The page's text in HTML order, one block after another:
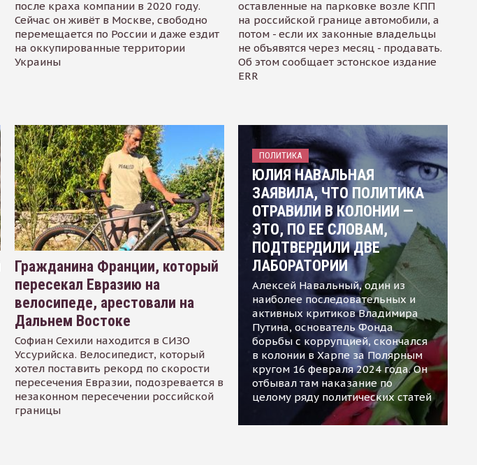
после краха компании в 2020 году.
Сейчас он живёт в Москве, свободно
перемещается по России и даже ездит
на оккупированные территории
Украины
оставленные на парковке возле КПП
на российской границе автомобили, а
потом - если их законные владельцы
не объявятся через месяц - продавать.
Об этом сообщает эстонское издание
ERR
Гражданина Франции, который
пересекал Евразию на
велосипеде, арестовали на
Дальнем Востоке
Софиан Сехили находится в СИЗО
Уссурийска. Велосипедист, который
хотел поставить рекорд по скорости
пересечения Евразии, подозревается в
незаконном пересечении российской
границы
ПОЛИТИКА
ЮЛИЯ НАВАЛЬНАЯ
ЗАЯВИЛА, ЧТО ПОЛИТИКА
ОТРАВИЛИ В КОЛОНИИ —
ЭТО, ПО ЕЕ СЛОВАМ,
ПОДТВЕРДИЛИ ДВЕ
ЛАБОРАТОРИИ
Алексей Навальный, один из
наиболее последовательных и
активных критиков Владимира
Путина, основатель Фонда
борьбы с коррупцией, скончался
в колонии в Харпе за Полярным
кругом 16 февраля 2024 года. Он
отбывал там наказание по
целому ряду политических статей